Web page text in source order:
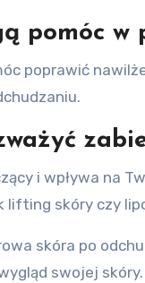
pomóc
poprawić
i wpływa na
skóry czy
skóra po
swojej